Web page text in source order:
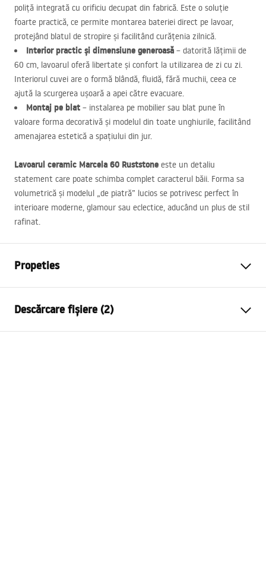
poliță integrată cu orificiu decupat din fabrică. Este o soluție
foarte practică, ce permite montarea bateriei direct pe lavoar,
protejând blatul de stropire și facilitând curățenia zilnică.
Interior practic și dimensiune generoasă – datorită lățimii de
60 cm, lavoarul oferă libertate și confort la utilizarea de zi cu zi.
Interiorul cuvei are o formă blândă, fluidă, fără muchii, ceea ce
ajută la scurgerea ușoară a apei către evacuare.
Montaj pe blat – instalarea pe mobilier sau blat pune în
valoare forma decorativă și modelul din toate unghiurile, facilitând
amenajarea estetică a spațiului din jur.
Lavoarul ceramic Marcela 60 Ruststone este un detaliu
statement care poate schimba complet caracterul băii. Forma sa
volumetrică și modelul „de piatră” lucios se potrivesc perfect în
interioare moderne, glamour sau eclectice, aducând un plus de stil
rafinat.
Propeties
Material
Culoare
Imitație piatră
Descărcare fișiere (2)